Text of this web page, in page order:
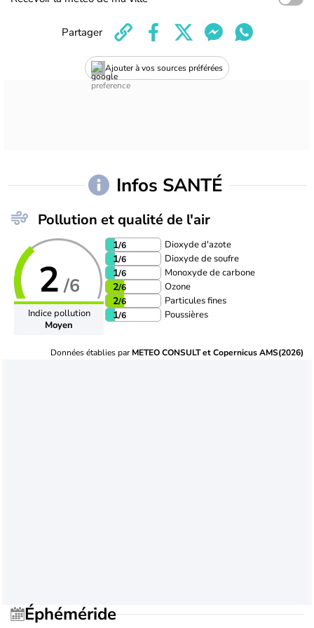
Ajouter à vos sources préférées
Partager
Infos SANTÉ
Pollution et qualité de l'air
2 /6
Indice pollution
Moyen
1/6 Dioxyde d'azote
1/6 Dioxyde de soufre
1/6 Monoxyde de carbone
2/6 Ozone
2/6 Particules fines
1/6 Poussières
Données établies parMETEO CONSULT et Copernicus AMS(2026)
Éphéméride